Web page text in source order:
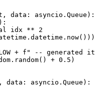
data: asyncio.Queue):
idx ** 2
+ f" -- generated
+ 0.5)
data: asyncio.Queue):